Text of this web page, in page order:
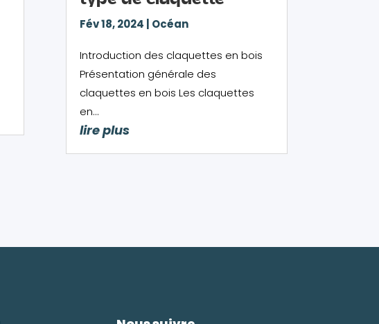
Fév 18, 2024 Océan
Introduction des claquettes en bois
Présentation générale des
claquettes en bois Les claquettes
en...
lire plus